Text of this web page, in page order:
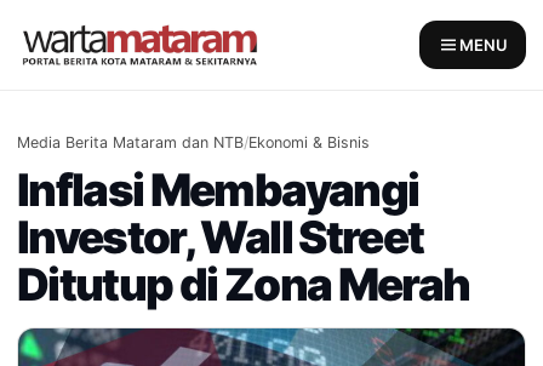
MENU
Media Berita Mataram dan NTB/Ekonomi & Bisnis
Inflasi Membayangi
Investor, Wall Street
Ditutup di Zona Merah